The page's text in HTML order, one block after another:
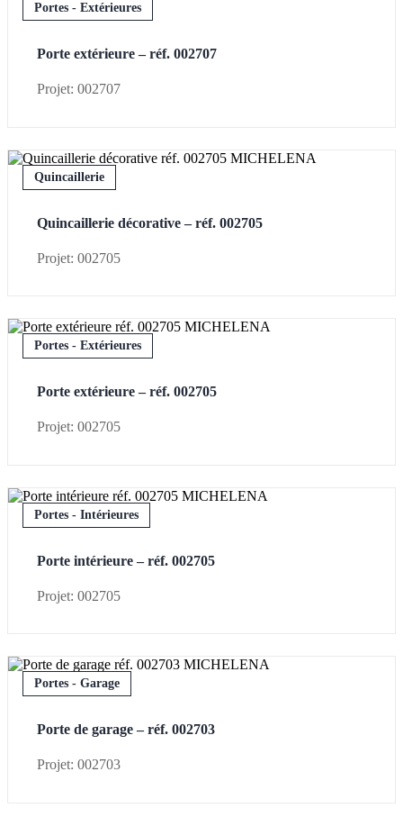
Portes - Extérieures
Porte extérieure – réf. 002707
Projet: 002707
Quincaillerie
Quincaillerie décorative – réf. 002705
Projet: 002705
Portes - Extérieures
Porte extérieure – réf. 002705
Projet: 002705
Portes - Intérieures
Porte intérieure – réf. 002705
Projet: 002705
Portes - Garage
Porte de garage – réf. 002703
Projet: 002703